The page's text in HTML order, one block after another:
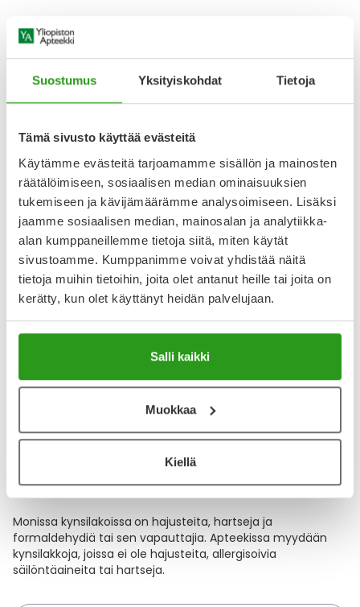
Suostumus Yksityiskohdat Tietoja
Tämä sivusto käyttää evästeitä
Käytämme evästeitä tarjoamamme sisällön ja mainosten
räätälöimiseen, sosiaalisen median ominaisuuksien
tukemiseen ja kävijämäärämme analysoimiseen. Lisäksi
jaamme sosiaalisen median, mainosalan ja analytiikka-
alan kumppaneillemme tietoja siitä, miten käytät
sivustoamme. Kumppanimme voivat yhdistää näitä
tietoja muihin tietoihin, joita olet antanut heille tai joita on
kerätty, kun olet käyttänyt heidän palvelujaan.
Salli kaikki
Muokkaa
Kiellä
Kosmetiikka-allergia ja
meikki – millaiset meikit
sopivat allergiselle?
Jos ihosi on rikki, hoida se ensin kuntoon ja meikkaa vasta
sitten. Kun iho on rikki, sen suojamuuri ei toimi kunnolla.
Silloin se voi ärsyyntyä meikistä entistä enemmän.
Kun ihosi on jälleen kunnossa, aloita meikkaaminen
hajusteettomilla meikeillä
Hyvä meikkipohja allergiselle on usein mineraalimeikkipohja.
Siinä on yleensä vain muutamia ainesosia. Ja mitä
vähemmän ainesosia, sitä vähemmän on myös
mahdollisia allergian aiheuttajia. Meikkivoiteessa on yleensä
helpommin.
ripsivärejä, joilla on sensitive-
merkintä. Ne sopivat herkkäsilmäiselle, eivätkä sisällä
hajusteita tai hartseja, jotka voivat allergisoida.
Vesiliukoinen ripsiväri allergisoi yleensä vedenkestävää
vähemmän.
Monissa kynsilakoissa on hajusteita, hartseja ja
formaldehydiä tai sen vapauttajia. Apteekissa myydään
kynsilakkoja, joissa ei ole hajusteita, allergisoivia
säilöntäaineita tai hartseja.